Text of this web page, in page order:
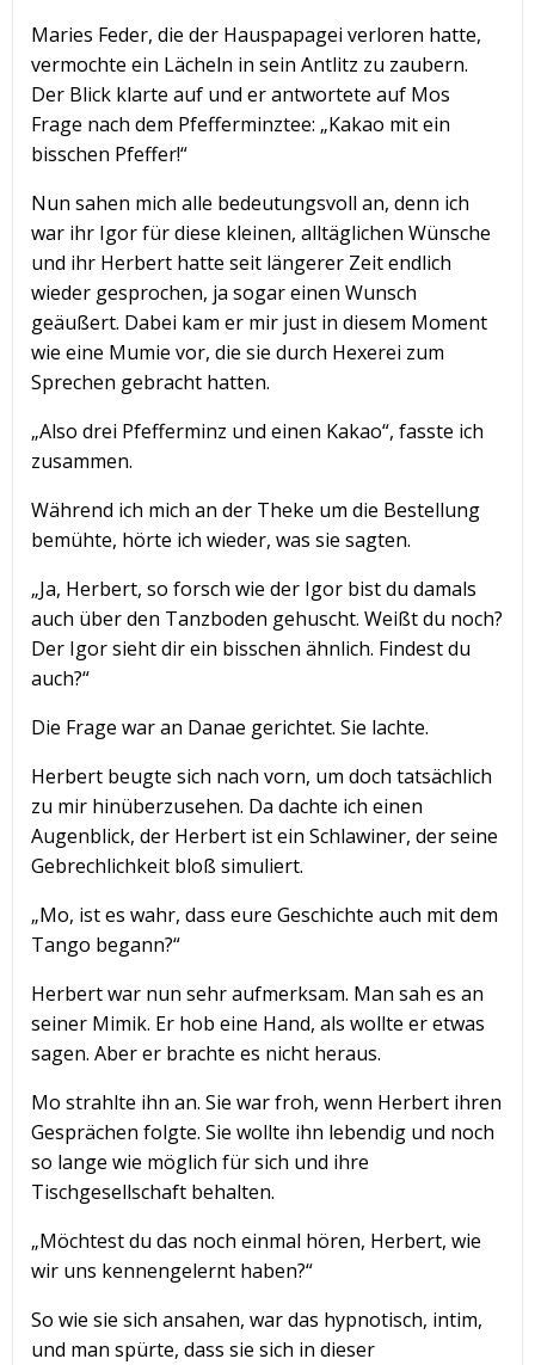
Maries Feder, die der Hauspapagei verloren hatte,
vermochte ein Lächeln in sein Antlitz zu zaubern.
Der Blick klarte auf und er antwortete auf Mos
Frage nach dem Pfefferminztee: „Kakao mit ein
bisschen Pfeffer!“
Nun sahen mich alle bedeutungsvoll an, denn ich
war ihr Igor für diese kleinen, alltäglichen Wünsche
und ihr Herbert hatte seit längerer Zeit endlich
wieder gesprochen, ja sogar einen Wunsch
geäußert. Dabei kam er mir just in diesem Moment
wie eine Mumie vor, die sie durch Hexerei zum
Sprechen gebracht hatten.
„Also drei Pfefferminz und einen Kakao“, fasste ich
zusammen.
Während ich mich an der Theke um die Bestellung
bemühte, hörte ich wieder, was sie sagten.
„Ja, Herbert, so forsch wie der Igor bist du damals
auch über den Tanzboden gehuscht. Weißt du noch?
Der Igor sieht dir ein bisschen ähnlich. Findest du
auch?“
Die Frage war an Danae gerichtet. Sie lachte.
Herbert beugte sich nach vorn, um doch tatsächlich
zu mir hinüberzusehen. Da dachte ich einen
Augenblick, der Herbert ist ein Schlawiner, der seine
Gebrechlichkeit bloß simuliert.
„Mo, ist es wahr, dass eure Geschichte auch mit dem
Tango begann?“
Herbert war nun sehr aufmerksam. Man sah es an
seiner Mimik. Er hob eine Hand, als wollte er etwas
sagen. Aber er brachte es nicht heraus.
Mo strahlte ihn an. Sie war froh, wenn Herbert ihren
Gesprächen folgte. Sie wollte ihn lebendig und noch
so lange wie möglich für sich und ihre
Tischgesellschaft behalten.
„Möchtest du das noch einmal hören, Herbert, wie
wir uns kennengelernt haben?“
So wie sie sich ansahen, war das hypnotisch, intim,
und man spürte, dass sie sich in dieser